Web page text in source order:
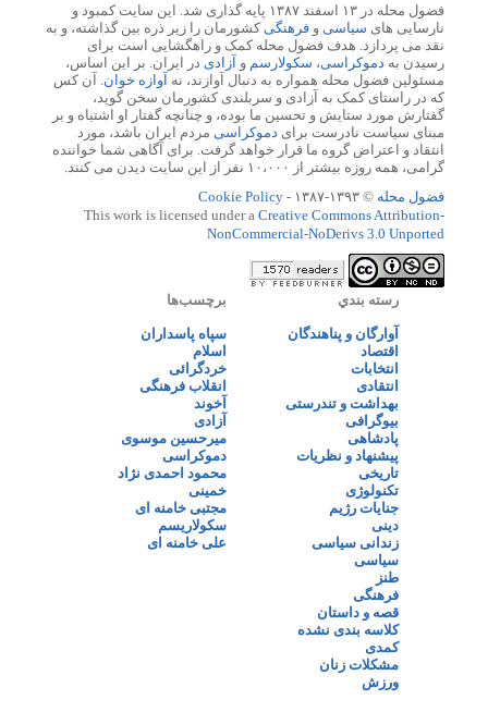
فضول محله در ۱۳ اسفند ۱۳۸۷ پایه گذاری شد. این سایت کمبود و
نارسایی های سیاسی و فرهنگی کشورمان را زیر ذره بین گذاشته، و به
نقد می پردازد. هدف فضول محله کمک و راهگشایی است برای
رسیدن به دموکراسی، سکولارسم و آزادی در ایران. بر این اساس،
مسئولین فضول محله همواره به دنبال آوازند، نه آوازه خوان . آن کس
که در راستای کمک به آزادی و سربلندی کشورمان سخن گوید،
گفتارش مورد ستایش و تحسین ما بوده، و چنانچه گفتار او اشتباه و بر
مبنای سیاست نادرست برای دموکراسی مردم ایران باشد، مورد
انتقاد و اعتراض گروه ما قرار خواهد گرفت. برای آگاهی شما خواننده
گرامی، همه روزه بیشتر از ۱۰،۰۰۰ نفر از این سایت دیدن می کنند.
فضول محله © ۱۳۹۳-۱۳۸۷ -
Cookie Policy
This work is licensed under a Creative Commons Attribution-
NonCommercial-NoDerivs 3.0 Unported
رسته بندي
آوارگان و پناهندگان
اقتصاد
انتخابات
انتقادی
بهداشت و تندرستی
بیوگرافی
پادشاهی
پیشنهاد و نظریات
تاریخی
تکنولوژی
جنایات رژیم
دینی
زندانی سیاسی
سیاسی
طنز
فرهنگی
قصه و داستان
کلاسه بندی نشده
کمدی
مشکلات زنان
ورزش
برچسب‌ها
سپاه پاسداران
اسلام
خردگرائی
انقلاب فرهنگی
آخوند
آزادی
میرحسین موسوی
دموکراسی
محمود احمدی نژاد
خمینی
مجتبی خامنه ای
سکولاریسم
علی خامنه ای